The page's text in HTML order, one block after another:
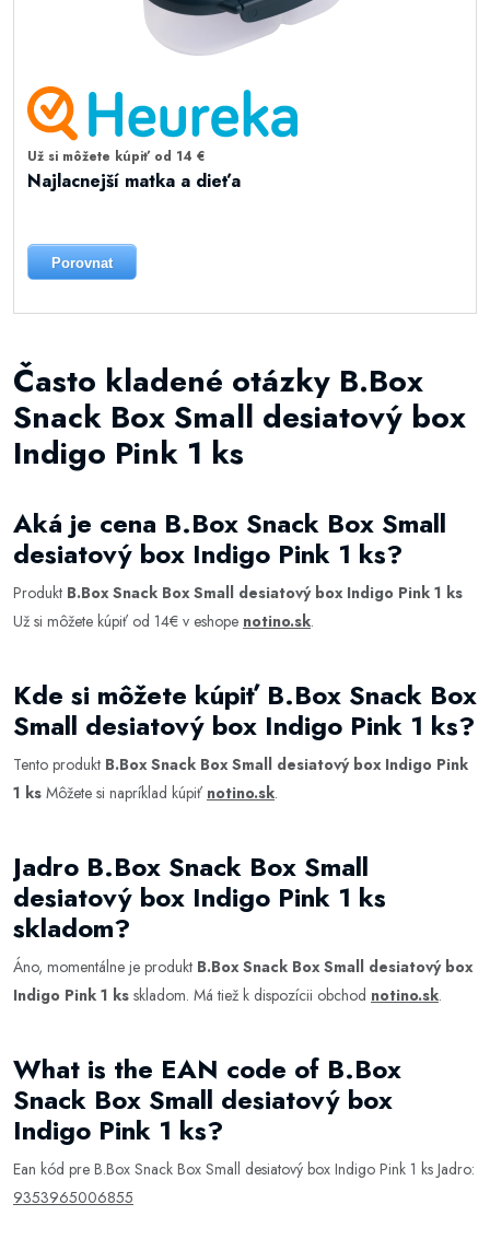
Už si môžete kúpiť od 14 €
Najlacnejší matka a dieťa
Porovnat
Často kladené otázky B.Box
Snack Box Small desiatový box
Indigo Pink 1 ks
Aká je cena B.Box Snack Box Small
desiatový box Indigo Pink 1 ks?
Produkt B.Box Snack Box Small desiatový box Indigo Pink 1 ks
Už si môžete kúpiť od 14€ v eshope notino.sk.
Kde si môžete kúpiť B.Box Snack Box
Small desiatový box Indigo Pink 1 ks?
Tento produkt B.Box Snack Box Small desiatový box Indigo Pink
1 ks Môžete si napríklad kúpiť notino.sk.
Jadro B.Box Snack Box Small
desiatový box Indigo Pink 1 ks
skladom?
Áno, momentálne je produkt B.Box Snack Box Small desiatový box
Indigo Pink 1 ks skladom. Má tiež k dispozícii obchod notino.sk.
What is the EAN code of B.Box
Snack Box Small desiatový box
Indigo Pink 1 ks?
Ean kód pre B.Box Snack Box Small desiatový box Indigo Pink 1 ks Jadro:
9353965006855